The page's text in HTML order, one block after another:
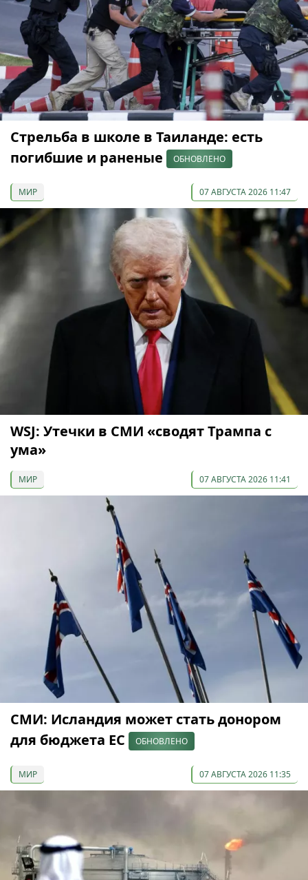
Стрельба в школе в Таиланде: есть
погибшие и раненые
ОБНОВЛЕНО
МИР 07 АВГУСТА 2026 11:47
WSJ: Утечки в СМИ «сводят Трампа с
ума»
МИР 07 АВГУСТА 2026 11:41
СМИ: Исландия может стать донором
для бюджета ЕС
ОБНОВЛЕНО
МИР 07 АВГУСТА 2026 11:35